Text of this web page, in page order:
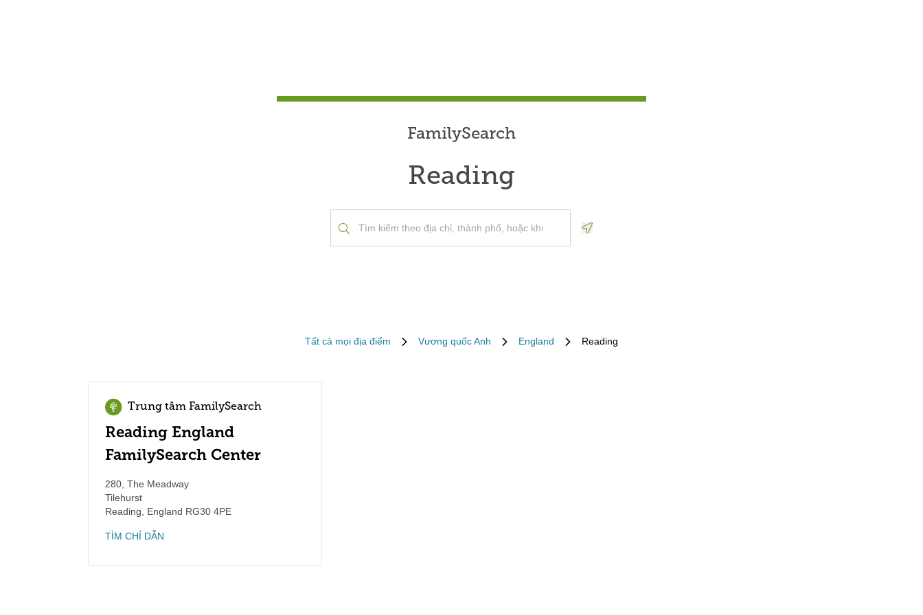
FamilySearch
Reading
Tất cả mọi địa điểm Vương quốc Anh England Reading
Trung tâm FamilySearch
Reading England
FamilySearch Center
280, The Meadway
Tilehurst
Reading
England RG30 4PE
TÌM CHỈ DẪN